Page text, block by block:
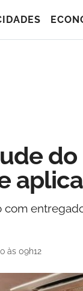
do
com
às 09h12